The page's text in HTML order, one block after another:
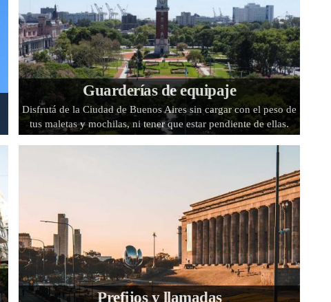
Guarderías de equipaje
Disfrutá de la Ciudad de Buenos Aires sin cargar con el peso de
tus maletas y mochilas, ni tener que estar pendiente de ellas.
Prefijos y llamadas